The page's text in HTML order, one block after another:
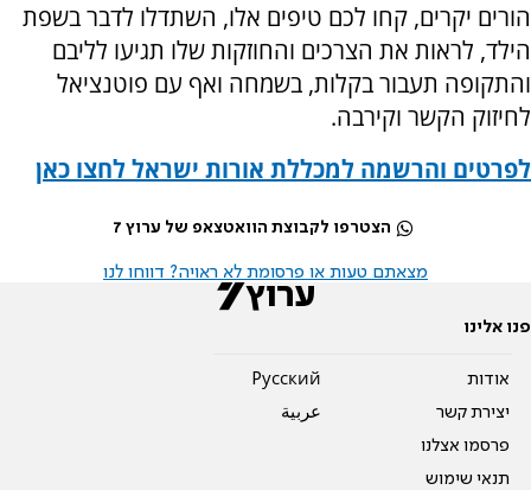
הורים יקרים, קחו לכם טיפים אלו, השתדלו לדבר בשפת
הילד, לראות את הצרכים והחוזקות שלו תגיעו לליבם
והתקופה תעבור בקלות, בשמחה ואף עם פוטנציאל
לחיזוק הקשר וקירבה.
לפרטים והרשמה למכללת אורות ישראל לחצו כאן
הצטרפו לקבוצת הוואטצאפ של ערוץ 7
מצאתם טעות או פרסומת לא ראויה? דווחו לנו
פנו אלינו
אודות
יצירת קשר
פרסמו אצלנו
תנאי שימוש
Pусский
عربية